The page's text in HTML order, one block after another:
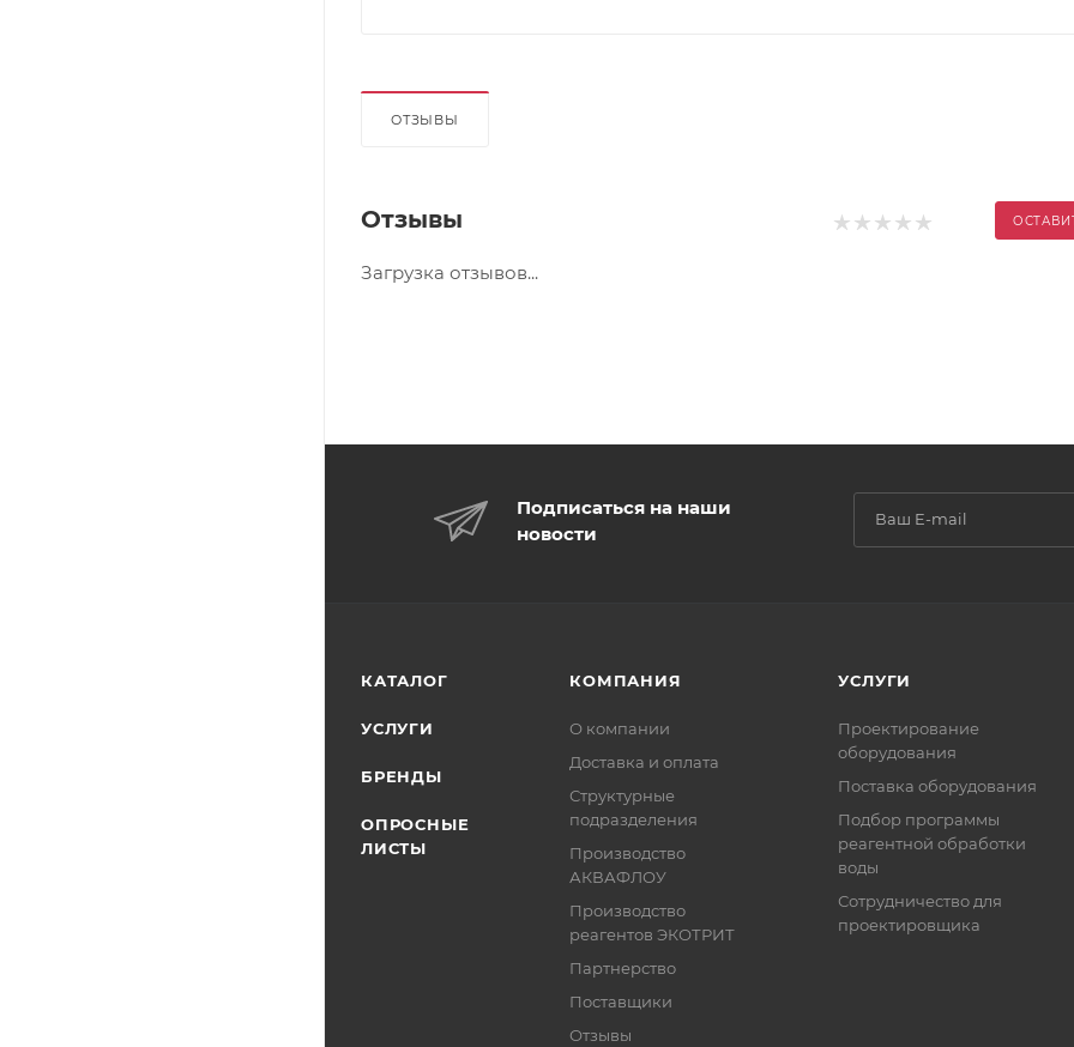
ОТЗЫВЫ
Отзывы
Загрузка отзывов...
Подписаться на наши
новости
КАТАЛОГ
УСЛУГИ
БРЕНДЫ
ОПРОСНЫЕ
ЛИСТЫ
КОМПАНИЯ
О компании
Доставка и оплата
Структурные
подразделения
Производство
АКВАФЛОУ
Производство
реагентов ЭКОТРИТ
Партнерство
Поставщики
Отзывы
УСЛУГИ
Проектирование
оборудования
Поставка оборудования
Подбор программы
реагентной обработки
воды
Сотрудничество для
проектировщика